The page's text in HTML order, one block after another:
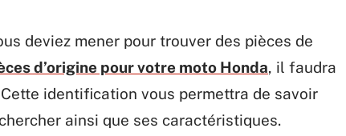
deviez mener pour trouver des pièces de
d’origine pour votre moto Honda, il faudra
identification vous permettra de savoir
ainsi que ses caractéristiques.